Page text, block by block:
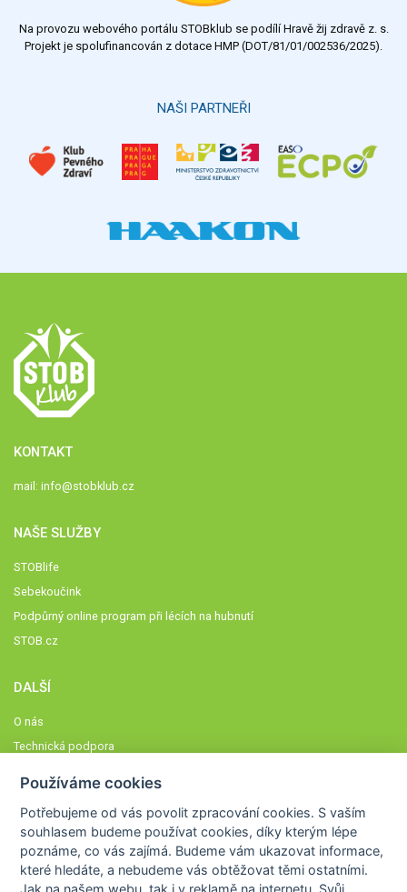
Na provozu webového portálu STOBklub se podílí Hravě žij zdravě z. s.
Projekt je spolufinancován z dotace HMP (DOT/81/01/002536/2025).
NAŠI PARTNEŘI
KONTAKT
mail: info@stobklub.cz
NAŠE SLUŽBY
STOBlife
Sebekoučink
Podpůrný online program při lécích na hubnutí
STOB.cz
DALŠÍ
O nás
Technická podpora
Členové STOBklubu
Zásady nakládání s osobními údaji
Otestujte se
Používáme cookies
Potřebujeme od vás povolit zpracování cookies. S vaším
souhlasem budeme používat cookies, díky kterým lépe
poznáme,co vás zajímá. Budeme vám ukazovat informace,
které hledáte, a nebudeme vás obtěžovat těmi ostatními.
Jak na našem webu, tak i v reklamě na internetu. Svůj